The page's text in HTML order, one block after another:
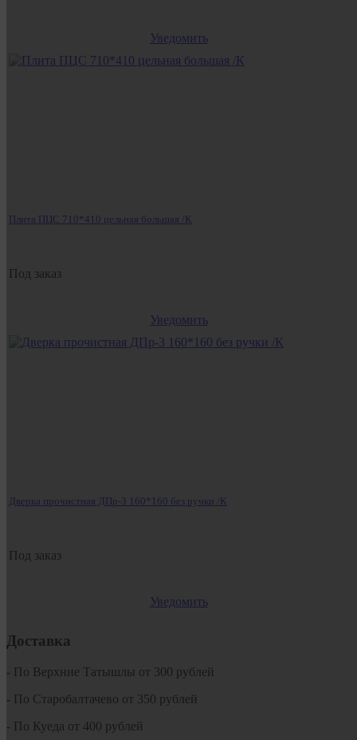
Уведомить
Плита ПЦС 710*410 цельная большая /К
Под заказ
Уведомить
Дверка прочистная ДПр-3 160*160 без ручки /К
Под заказ
Уведомить
Доставка
- По Верхние Татышлы от 300 рублей
- По Старобалтачево от 350 рублей
- По Куеда от 400 рублей